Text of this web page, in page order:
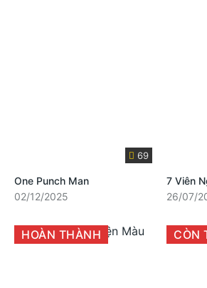
69
One Punch Man
02/12/2025
7 Viên
26/07/
HOÀN THÀNH CÒN